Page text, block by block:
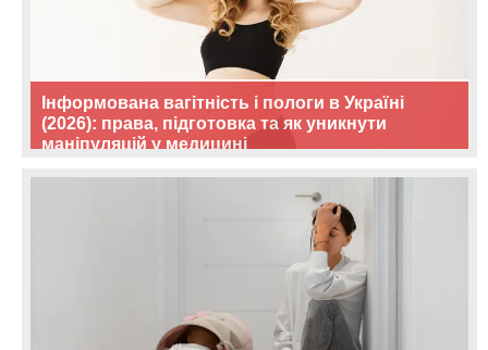
Інформована вагітність і пологи в Україні
(2026): права, підготовка та як уникнути
маніпуляцій у медицині